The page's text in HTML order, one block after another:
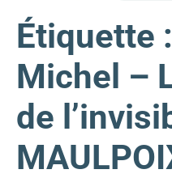
Étiquette :
Michel –
de